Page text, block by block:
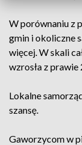
W porównaniu z
gmin i okoliczne
więcej. W skali
wzrosła z prawie
Lokalne
szansę.
Gaworzycom w